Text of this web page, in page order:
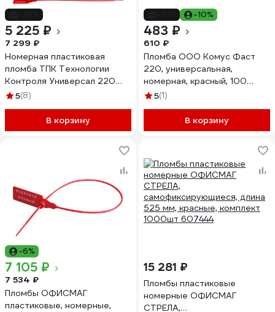
5 225 ₽
7 299 ₽
Номерная пластиковая
пломба ТПК Технологии
Контроля Универсал 220
(Цвет:красный) 1000 шт.
5(8)
В корзину
-10%
483 ₽
610 ₽
Пломба ООО Комус Фаст
220, универсальная,
номерная, красный, 100
штук/упаковка 1747328
5(1)
В корзину
-6%
7 105 ₽
7 534 ₽
Пломбы ОФИСМАГ
пластиковые, номерные,
15 281 ₽
Пломбы пластиковые
номерные ОФИСМАГ
СТРЕЛА,